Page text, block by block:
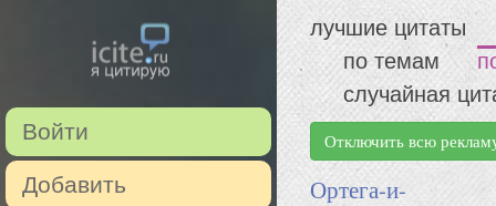
Войти
Добавить
лучшие цитаты
по темам
случайная
Отключить всю
Ортега-и-